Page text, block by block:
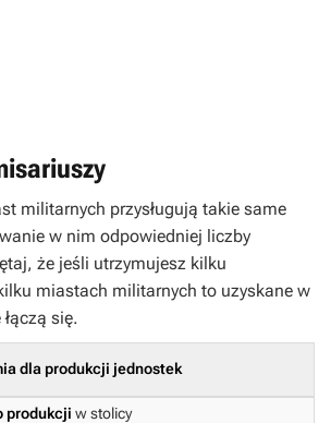
militarnych przysługują takie same
w nim odpowiedniej liczby
że jeśli utrzymujesz kilku
miastach militarnych to uzyskane w
się.
dla produkcji jednostek
produkcji w stolicy